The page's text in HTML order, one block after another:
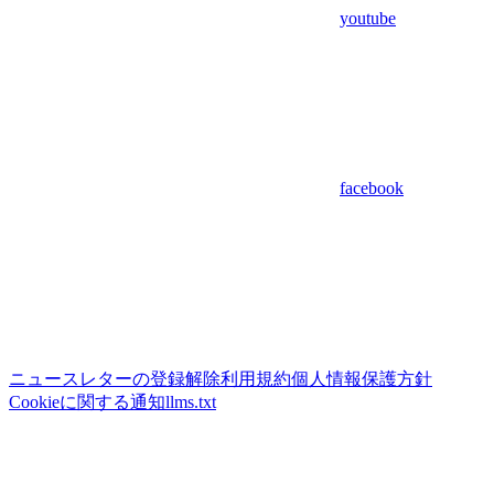
youtube
facebook
ニュースレターの登録解除利用規約個人情報保護方針
Cookieに関する通知llms.txt